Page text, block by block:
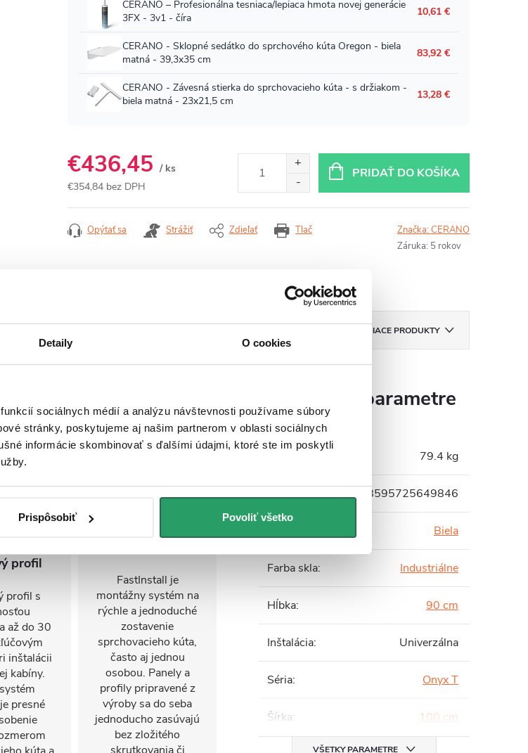
Detaily O cookies
sociálnych médií a analýzu návštevnosti používame súbory
stránky, poskytujeme aj našim partnerom v oblasti sociálnych
informácie skombinovať s ďalšími údajmi, ktoré ste im poskytli
Prispôsobiť Povoliť všetko
€436,45 / ks
€354,84 bez DPH
PRIDAŤ DO KOŠÍKA
Tlač
Opýtať sa Strážiť Zdieľať Značka:CERANO
Záruka: 5 rokov
SÚVISIACE PRODUKTY
profil
profil s
až do 30
inštalácii
kabíny.
presné
FastInstall je
montážny systém na
rýchle a jednoduché
zostavenie
sprchovacieho kúta,
často aj jednou
osobou. Panely a
profily pripravené z
výroby sa do seba
jednoducho zasúvajú
bez zložitého
Dodatočné parametre
79.4 kg
EAN: 8595725649846
Biela
Farba skla: Industriálne
Hĺbka: 90 cm
Inštalácia: Univerzálna
Séria: Onyx T
Šírka: 100 cm
VŠETKY PARAMETRE